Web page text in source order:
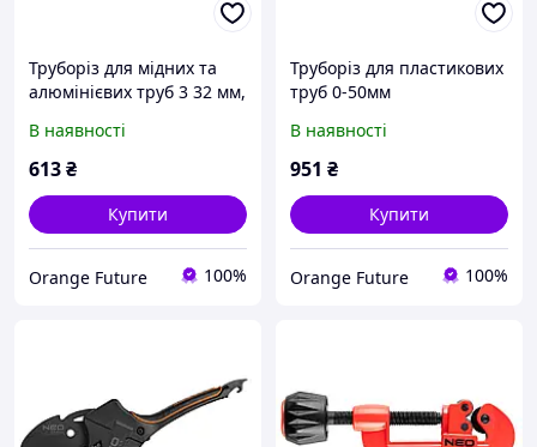
Труборіз для мідних та
алюмінієвих труб 3 32 мм,
В наявності
613₴
Купити
Orange Future 100%
Труборіз для пластикових
труб 0-50мм
В наявності
951 ₴
Купити
Orange Future 100%